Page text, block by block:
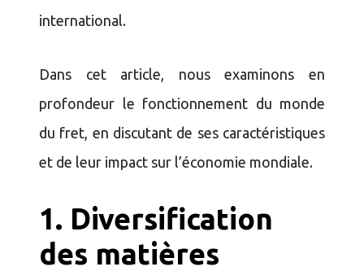
international.
Dans cet article, nous examinons en
profondeur le fonctionnement du monde
du fret, en discutant de ses caractéristiques
et de leur impact sur l’économie mondiale.
1. Diversification
des matières